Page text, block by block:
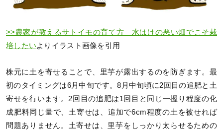
>>農家が教えるサトイモの育て方 水はけの悪い畑でこそ栽
培したいよりイラスト画像を引用
株元に土を寄せることで、里芋が露出するのを防ぎます。最
初のタイミングは6月中旬です。8月中旬頃に2回目の追肥と土
寄せを行います。2回目の追肥は1回目と同じ一握り程度の化
成肥料同じ量で、土寄せは、追加で6cm程度の土を被せれば
問題ありません。土寄せは、里芋をしっかり太らせるための